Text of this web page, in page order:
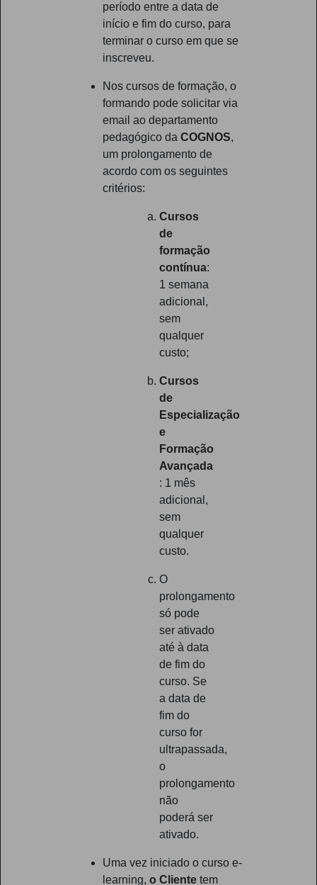
período entre a data de
início e fim do curso, para
terminar o curso em que se
inscreveu.
Nos cursos de formação, o
formando pode solicitar via
email ao departamento
pedagógico da COGNOS,
um prolongamento de
acordo com os seguintes
critérios:
Cursos
de
formação
contínua:
1 semana
adicional,
sem
qualquer
custo;
Cursos
de
Especialização
e
Formação
Avançada
: 1 mês
adicional,
sem
qualquer
custo.
O
prolongamento
só pode
ser ativado
até à data
de fim do
curso. Se
a data de
fim do
curso for
ultrapassada,
o
prolongamento
não
poderá ser
ativado.
Uma vez iniciado o curso e-
learning, o Cliente tem